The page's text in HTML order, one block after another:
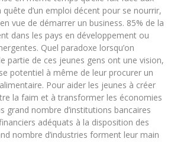
d’un emploi décent pour se nourrir,
vue de démarrer un business. 85% de la
dans les pays en développement ou
Quel paradoxe lorsqu’on
partie de ces jeunes gens ont une vision,
potentiel à même de leur procurer un
Pour aider les jeunes à créer
la faim et à transformer les économies
grand nombre d’institutions bancaires
adéquats à la disposition des
nombre d’industries forment leur main